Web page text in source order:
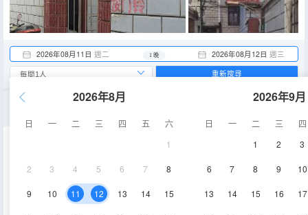
2026年08月11日 週二 2026年08月12日 週三
1 晚
2026年8月
日 一 二 三 四 五
六
1
2 3 4 5 6 7 8
9 10 11 12 13 14 15
2026年9月
日 一 二 三
四
1
2 3
6 7 8 9 10
13 14 15 16 17
重新搜尋
空調